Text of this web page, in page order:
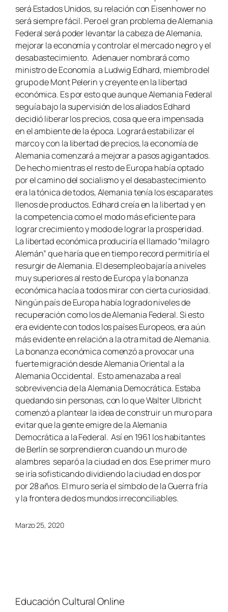
será Estados Unidos, su relación con Eisenhower no
será siempre fácil. Pero el gran problema de Alemania
Federal será poder levantar la cabeza de Alemania,
mejorar la economía y controlar el mercado negro y el
desabastecimiento. Adenauer nombrará como
ministro de Economía a Ludwig Edhard, miembro del
grupo de Mont Pelerin y creyente en la libertad
económica. Es por esto que aunque Alemania Federal
seguía bajo la supervisión de los aliados Edhard
decidió liberar los precios, cosa que era impensada
en el ambiente de la época. Logrará estabilizar el
marco y con la libertad de precios, la economía de
Alemania comenzará a mejorar a pasos agigantados.
De hecho mientras el resto de Europa había optado
por el camino del socialismo y el desabastecimiento
era la tónica de todos, Alemania tenía los escaparates
llenos de productos. Edhard creía en la libertad y en
la competencia como el modo más eficiente para
lograr crecimiento y modo de lograr la prosperidad.
La libertad económica produciría el llamado “milagro
Alemán” que haría que en tiempo record permitiría el
resurgir de Alemania. El desempleo bajaría a niveles
muy superiores al resto de Europa y la bonanza
económica hacía a todos mirar con cierta curiosidad.
Ningún país de Europa había logrado niveles de
recuperación como los de Alemania Federal. Si esto
era evidente con todos los países Europeos, era aún
más evidente en relación a la otra mitad de Alemania.
La bonanza económica comenzó a provocar una
fuerte migración desde Alemania Oriental a la
Alemania Occidental. Esto amenazaba a real
sobrevivencia de la Alemania Democrática. Estaba
quedando sin personas, con lo que Walter Ulbricht
comenzó a plantear la idea de construir un muro para
evitar que la gente emigre de la Alemania
Democrática a la Federal. Así en 1961 los habitantes
de Berlín se sorprendieron cuando un muro de
alambres separó a la ciudad en dos. Ese primer muro
se iría sofisticando dividiendo la ciudad en dos por
por 28 años. El muro sería el símbolo de la Guerra fría
y la frontera de dos mundos irreconciliables.
Marzo 25, 2020
Educación Cultural Online